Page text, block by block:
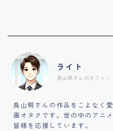
ライト
鳥山明さんの大ファン
鳥山明さんの作品をこよなく
画オタクです。世の中のアニ
皆様を応援しています。